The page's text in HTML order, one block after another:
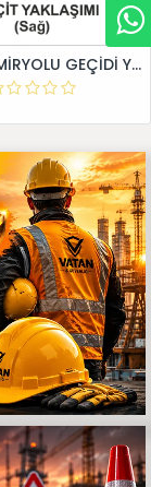
T-29a DEMİRYOLU GEÇİDİ YAKLAŞIM LEVHALARI (Sağ)